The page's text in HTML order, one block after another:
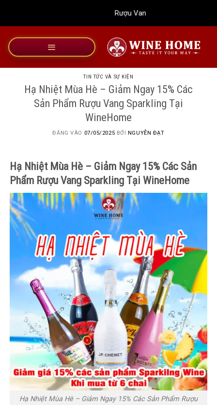
dung
Rượu Vang Wine Home
TIN TỨC VÀ SỰ KIỆN
Hạ Nhiệt Mùa Hè – Giảm Ngay 15% Các
Sản Phẩm Rượu Vang Sparkling Tại
WineHome
ĐĂNG VÀO 07/05/2025 BỞI NGUYỄN ĐẠT
Hạ Nhiệt Mùa Hè – Giảm Ngay 15% Các Sản
Phẩm Rượu Vang Sparkling Tại WineHome
Hạ Nhiệt Mùa Hè – Giảm Ngay 15% Các Sản Phẩm Rượu